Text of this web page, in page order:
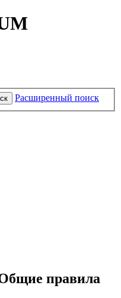
Расширенный поиск
правила